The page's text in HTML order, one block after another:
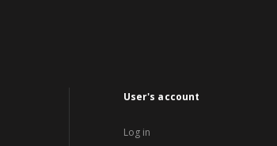
User's account
Log in